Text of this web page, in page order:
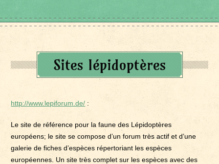
Sites lépidoptères
http://www.lepiforum.de/ :
Le site de référence pour la faune des Lépidoptères
européens; le site se compose d’un forum très actif et d’une
galerie de fiches d’espèces répertoriant les espèces
européennes. Un site très complet sur les espèces avec des